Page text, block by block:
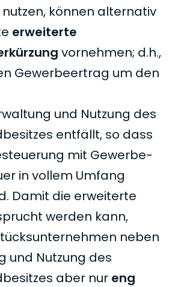
können alternativ
erweiterte
vornehmen; d.h.,
Gewerbeertrag um den
und Nutzung des
entfällt, so dass
mit Gewerbe-
in vollem Umfang
Damit die erweiterte
werden kann,
neben
und Nutzung des
aber nur eng